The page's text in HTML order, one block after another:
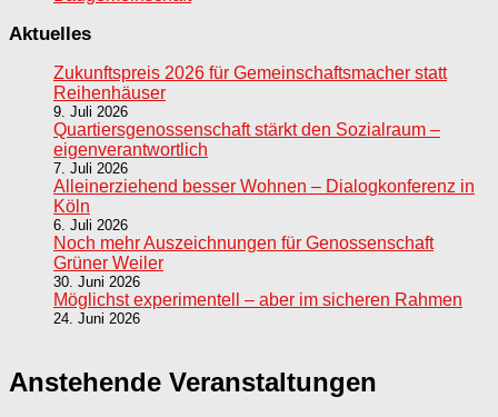
Aktuelles
Zukunftspreis 2026 für Gemeinschaftsmacher statt
Reihenhäuser
9. Juli 2026
Quartiersgenossenschaft stärkt den Sozialraum –
eigenverantwortlich
7. Juli 2026
Alleinerziehend besser Wohnen – Dialogkonferenz in
Köln
6. Juli 2026
Noch mehr Auszeichnungen für Genossenschaft
Grüner Weiler
30. Juni 2026
Möglichst experimentell – aber im sicheren Rahmen
24. Juni 2026
Anstehende Veranstaltungen